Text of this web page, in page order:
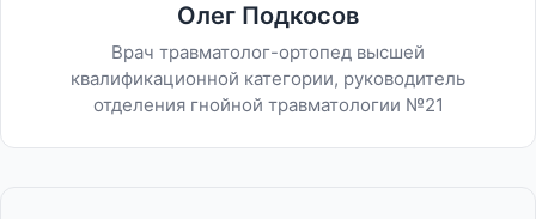
Олег Подкосов
Врач травматолог-ортопед высшей
квалификационной категории, руководитель
отделения гнойной травматологии №21